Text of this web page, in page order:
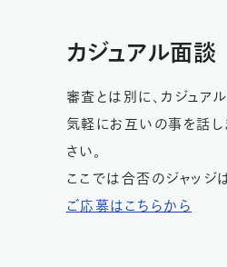
カジュアル面
審査とは別に、カジュア
気軽にお互いの事を話し
さい。
ここでは合否のジャッジ
ご応募はこちらから